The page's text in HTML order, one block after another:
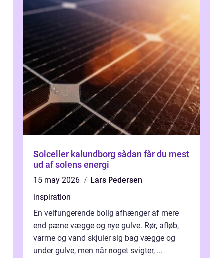
Solceller kalundborg sådan får du mest
ud af solens energi
15 may 2026
Lars Pedersen
inspiration
En velfungerende bolig afhænger af mere
end pæne vægge og nye gulve. Rør, afløb,
varme og vand skjuler sig bag vægge og
under gulve, men når noget svigter, ...